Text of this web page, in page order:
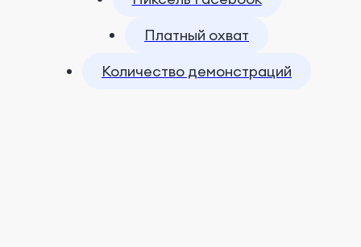
Платный охват
Количество демонстраций